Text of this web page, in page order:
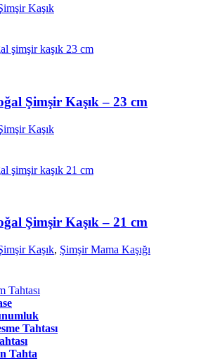
Kaşık
Şimşir Kaşık – 23 cm
Kaşık
Şimşir Kaşık – 21 cm
Kaşık, Şimşir Mama Kaşığı
Tahtası
Tahtası
Tahta